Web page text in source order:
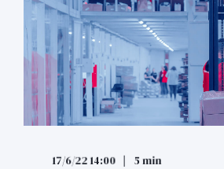
17/6/22 14:00 5 min